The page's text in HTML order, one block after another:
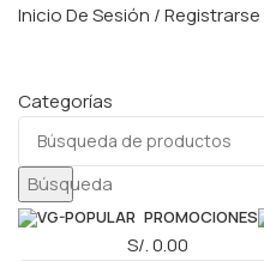
Inicio De Sesión / Registrarse
Categorías
Búsqueda
PROMOCIONES
S/.0.00